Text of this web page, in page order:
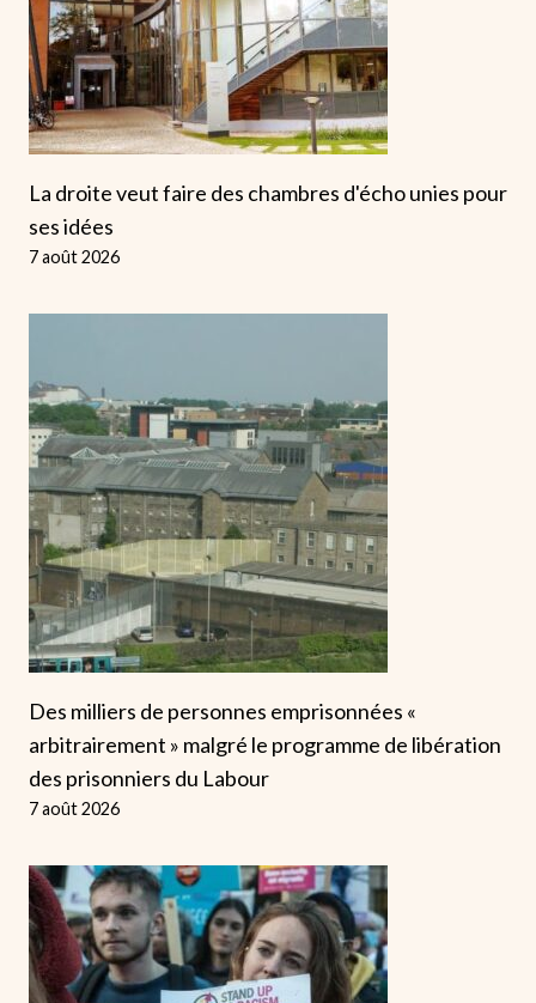
La droite veut faire des chambres d'écho unies pour
ses idées
7 août 2026
Des milliers de personnes emprisonnées «
arbitrairement » malgré le programme de libération
des prisonniers du Labour
7 août 2026